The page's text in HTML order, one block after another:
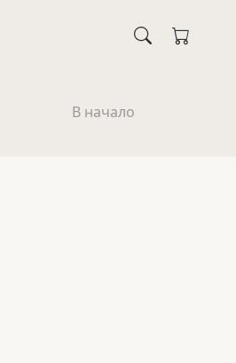
В начало